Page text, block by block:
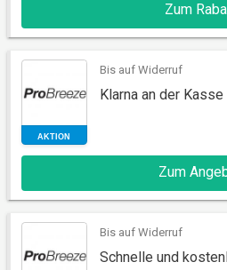
Zum
AKTION
Bis auf Widerruf
Klarna an der
Zum
Bis auf Widerruf
Schnelle und